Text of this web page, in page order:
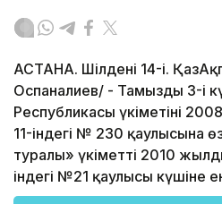
АСТАНА. Шілденің 14-і.
Оспаналиев/ - Тамыздың 3-і
Республикасы үкіметінің
11-індегі № 230 қаулысына
туралы» үкіметтің 2010
індегі №21 қаулысы күшіне